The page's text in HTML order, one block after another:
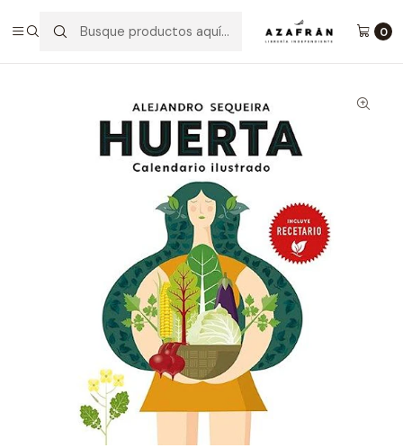
0
Naturaleza
Huerta - Calendario Ilustrado Y Recetario